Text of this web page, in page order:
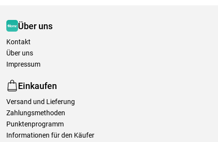
Über uns
Kontakt
Über uns
Impressum
Einkaufen
Versand und Lieferung
Zahlungsmethoden
Punktenprogramm
Informationen für den Käufer